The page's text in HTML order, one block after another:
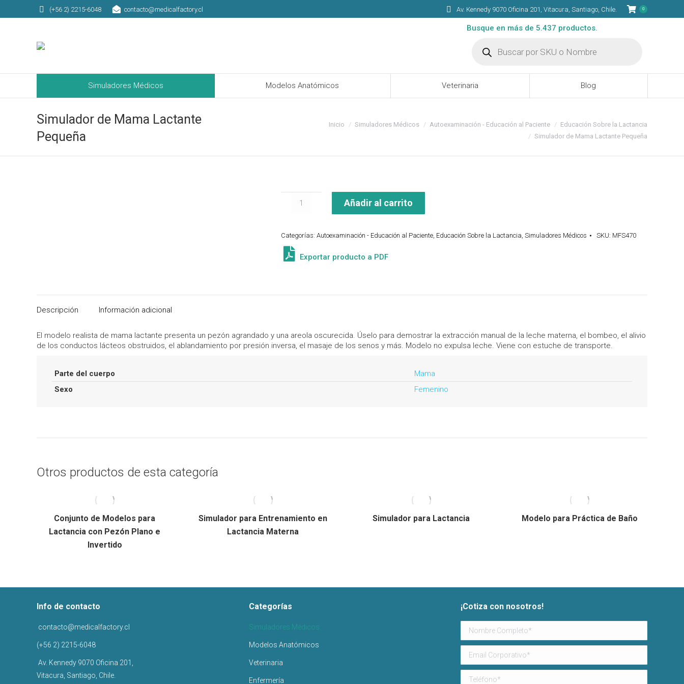
(+56 2) 2215-6048 contacto@medicalfactory.cl Av. Kennedy 9070 Oficina 201, Vitacura, Santiago, Chile. 0
Busque en más de 5.437 productos.
Búsqueda
Simuladores Médicos Modelos Anatómicos Veterinaria Blog
Simulador de Mama Lactante
Pequeña
Inicio Simuladores Médicos Autoexaminación - Educación al Paciente
Educación Sobre la Lactancia
Simulador de Mama Lactante Pequeña
Pequeña
cantidad
Añadir al carrito
Categorías: Autoexaminación - Educación al Paciente, Educación Sobre la Lactancia, Simuladores Médicos SKU: MFS470
Exportar producto a PDF
Descripción Información adicional
El modelo realista de mama lactante presenta un pezón agrandado y una areola oscurecida. Úselo para demostrar la extracción manual de la leche materna, el bombeo, el alivio
de los conductos lácteos obstruidos, el ablandamiento por presión inversa, el masaje de los senos y más. Modelo no expulsa leche. Viene con estuche de transporte.
Parte del cuerpo
Mama
Sexo
Femenino
Otros productos de esta categoría
Conjunto de Modelos para
Lactancia con Pezón Plano e
Invertido
Simulador para Entrenamiento en
Lactancia Materna
Simulador para Lactancia Modelo para Práctica de Baño
Info de contacto
contacto@medicalfactory.cl
(+56 2) 2215-6048
Av. Kennedy 9070 Oficina 201,
Vitacura, Santiago, Chile.
Categorías
Simuladores Médicos
Modelos Anatómicos
Veterinaria
Enfermería
¡Cotiza con nosotros!
Simuladores Médicos Modelos Anatómicos Veterinaria Blog